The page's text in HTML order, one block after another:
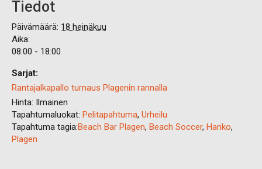
Tiedot
Päivämäärä: 18 heinäkuu
Aika:
08:00 - 18:00
Sarjat:
Rantajalkapallo turnaus Plagenin rannalla
Hinta: Ilmainen
Tapahtumaluokat: Pelitapahtuma, Urheilu
Tapahtuma tagia:Beach Bar Plagen, Beach Soccer, Hanko,
Plagen